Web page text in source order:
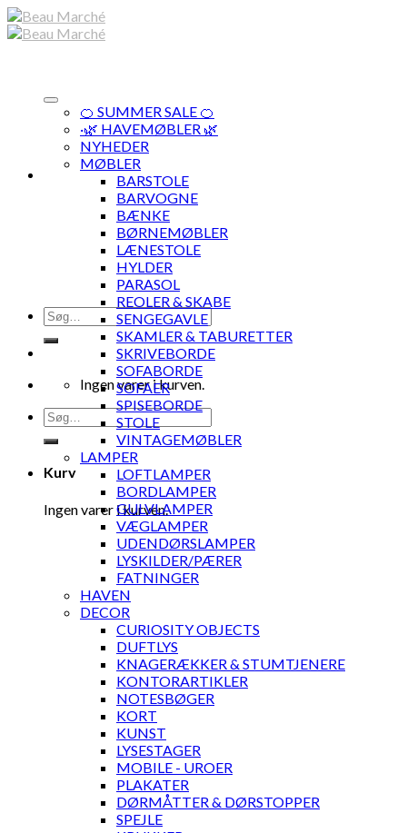
Skip
to
Søg
efter:
Ingen varer i kurven.
Søg
efter:
Kurv
Ingen varer i kurven.
🍊 SUMMER SALE 🍊
·🌿 HAVEMØBLER 🌿
NYHEDER
MØBLER
BARSTOLE
BARVOGNE
BÆNKE
BØRNEMØBLER
LÆNESTOLE
HYLDER
PARASOL
REOLER & SKABE
SENGEGAVLE
SKAMLER & TABURETTER
SKRIVEBORDE
SOFABORDE
SOFAER
SPISEBORDE
STOLE
VINTAGEMØBLER
LAMPER
LOFTLAMPER
BORDLAMPER
GULVLAMPER
VÆGLAMPER
UDENDØRSLAMPER
LYSKILDER/PÆRER
FATNINGER
HAVEN
DECOR
CURIOSITY OBJECTS
DUFTLYS
KNAGERÆKKER & STUMTJENERE
KONTORARTIKLER
NOTESBØGER
KORT
KUNST
LYSESTAGER
MOBILE - UROER
PLAKATER
DØRMÅTTER & DØRSTOPPER
SPEJLE